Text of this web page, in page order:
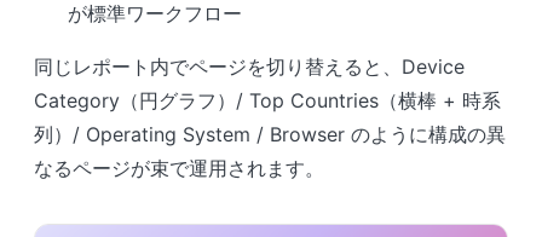
が標準ワークフロー
同じレポート内でページを切り替えると、Device
Category（円グラフ）/ Top Countries（横棒 + 時系
列）/ Operating System / Browser のように構成の異
なるページが束で運用されます。